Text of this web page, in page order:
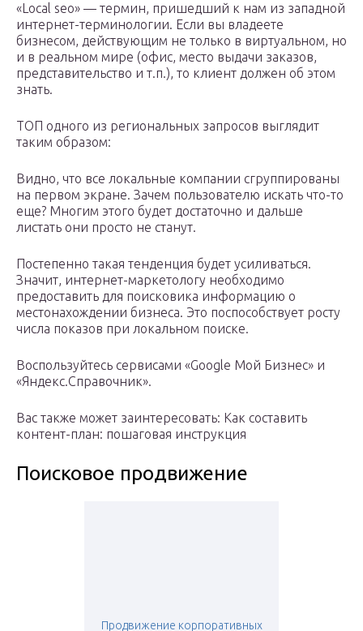
«Local seo» — термин, пришедший к нам из западной
интернет-терминологии. Если вы владеете
бизнесом, действующим не только в виртуальном, но
и в реальном мире (офис, место выдачи заказов,
представительство и т.п.), то клиент должен об этом
знать.
ТОП одного из региональных запросов выглядит
таким образом:
Видно, что все локальные компании сгруппированы
на первом экране. Зачем пользователю искать что-то
еще? Многим этого будет достаточно и дальше
листать они просто не станут.
Постепенно такая тенденция будет усиливаться.
Значит, интернет-маркетологу необходимо
предоставить для поисковика информацию о
местонахождении бизнеса. Это поспособствует росту
числа показов при локальном поиске.
Воспользуйтесь сервисами «Google Мой Бизнес» и
«Яндекс.Справочник».
Вас также может заинтересовать: Как составить
контент-план: пошаговая инструкция
Поисковое продвижение
Продвижение корпоративных